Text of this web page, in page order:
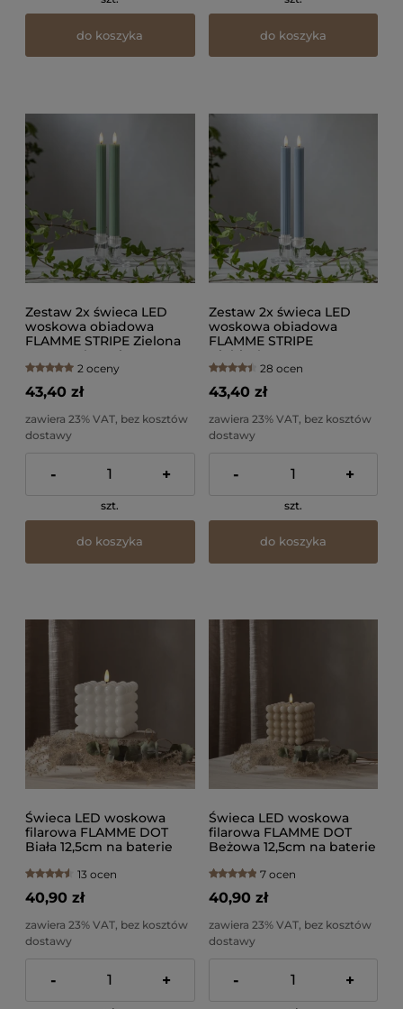
do koszyka do koszyka
Zestaw 2x świeca LED
woskowa obiadowa
FLAMME STRIPE Zielona
25cm na baterie
2 oceny
43,40 zł
zawiera 23% VAT, bez kosztów
dostawy
- +
szt.
do koszyka
Zestaw 2x świeca LED
woskowa obiadowa
FLAMME STRIPE
Niebieska 25cm na
baterie
28 ocen
43,40 zł
zawiera 23% VAT, bez kosztów
dostawy
- +
szt.
do koszyka
Świeca LED woskowa
filarowa FLAMME DOT
Biała 12,5cm na baterie
13 ocen
40,90 zł
zawiera 23% VAT, bez kosztów
dostawy
- +
Świeca LED woskowa
filarowa FLAMME DOT
Beżowa 12,5cm na baterie
7 ocen
40,90 zł
zawiera 23% VAT, bez kosztów
dostawy
- +